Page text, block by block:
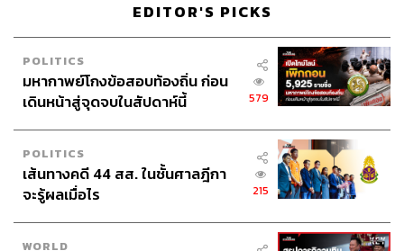
Lim Ji-yeon
My Royal Nemesis
Heo Nam Jun
Jang Seung Jo Netflix Opinion
EDITOR'S PICKS
POLITICS
มหากาพย์โกงข้อสอบท้องถิ่น ก่อน
เดินหน้าสู่จุดจบในสัปดาห์นี้
579
POLITICS
เส้นทางคดี 44 สส. ในชั้นศาลฎีกา
จะรู้ผลเมื่อไร
215
WORLD